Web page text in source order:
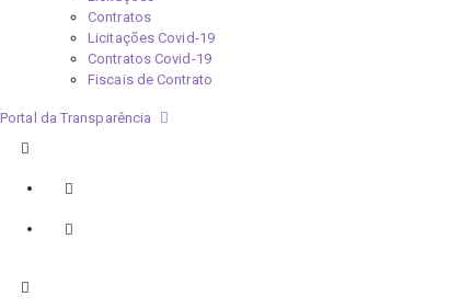
Contratos
Licitações Covid-19
Contratos Covid-19
Fiscais de Contrato
Portal da Transparência